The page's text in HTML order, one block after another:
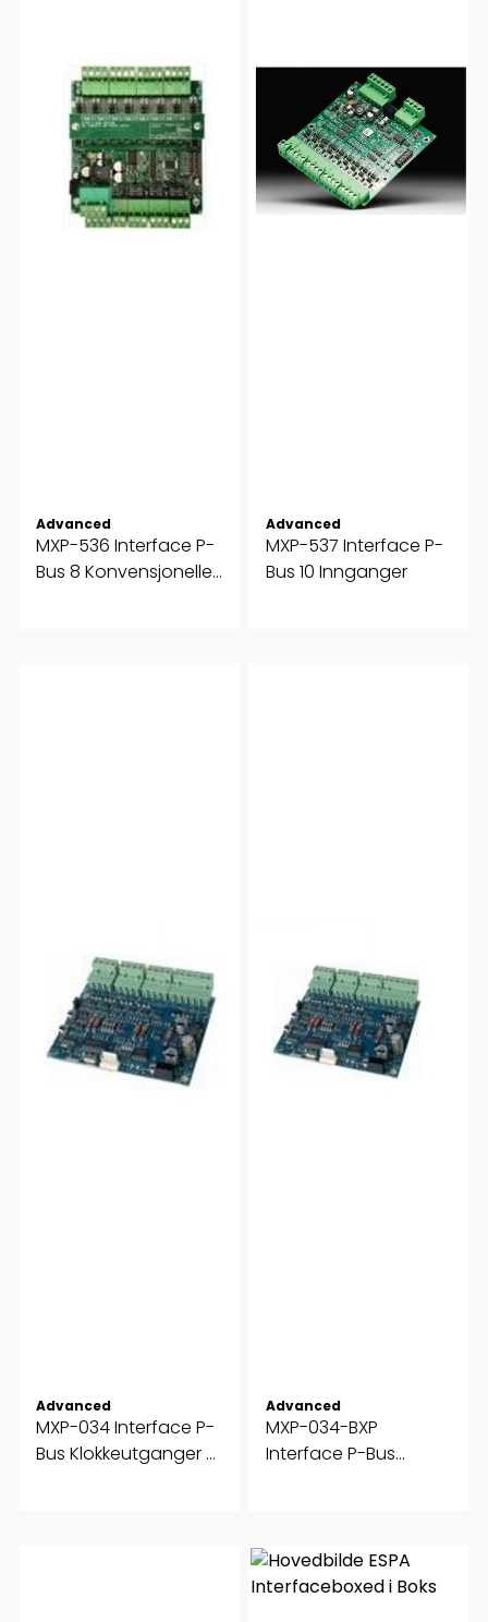
Advanced
MXP-536 Interface P-
Bus 8 Konvensjonelle
Advanced
MXP-537 Interface P-
Bus 10 Innganger
Advanced
MXP-034 Interface P-
Bus Klokkeutganger 4
Advanced
MXP-034-BXP
Interface P-Bus